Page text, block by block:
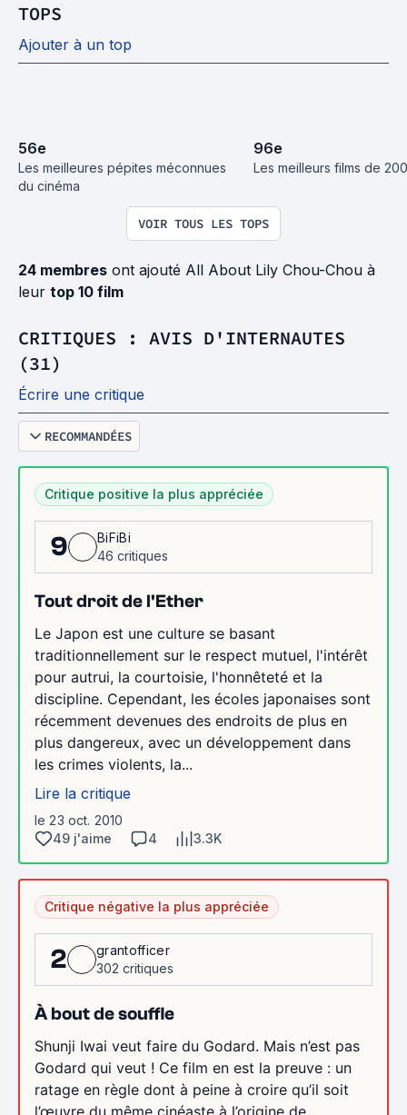
TOPS
Ajouter à un top
56e
Les meilleures pépites méconnues
du cinéma
96e
Les meilleurs films de
VOIR TOUS LES TOPS
24 membres ont ajouté All About Lily Chou-Chou à
leur top 10 film
CRITIQUES : AVIS D'INTERNAUTES
(31)
Écrire une critique
RECOMMANDÉES
Critique positive la plus appréciée
9
BiFiBi
46 critiques
Tout droit de l'Ether
Le Japon est une culture se basant
traditionnellement sur le respect mutuel, l'intérêt
pour autrui, la courtoisie, l'honnêteté et la
discipline. Cependant, les écoles japonaises sont
récemment devenues des endroits de plus en
plus dangereux, avec un développement dans
les crimes violents, la...
Lire la critique
le 23 oct. 2010
49 j'aime
4 3.3K
Critique négative la plus appréciée
2
grantofficer
302 critiques
À bout de souffle
Shunji Iwai veut faire du Godard. Mais n’est pas
Godard qui veut ! Ce film en est la preuve : un
ratage en règle dont à peine à croire qu’il soit
l’œuvre du même cinéaste à l’origine de